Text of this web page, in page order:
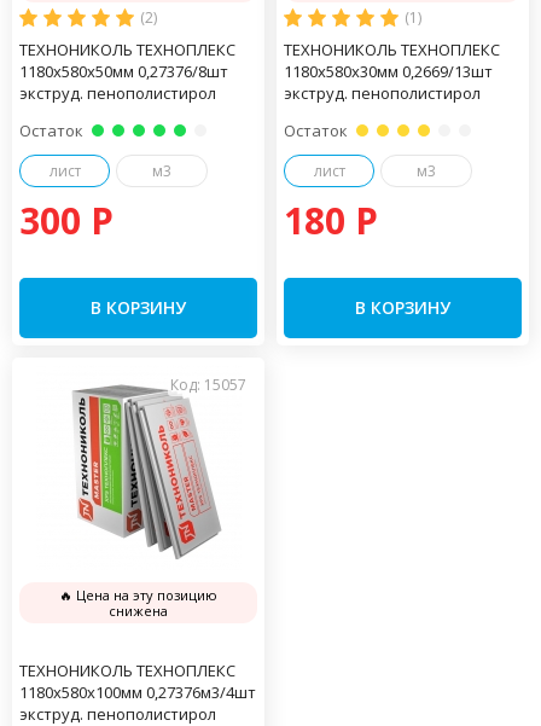
(2)
ТЕХНОНИКОЛЬ ТЕХНОПЛЕКС
1180х580х50мм 0,27376/8шт
экструд. пенополистирол
Остаток
лист м3
300 P
В КОРЗИНУ
(1)
ТЕХНОНИКОЛЬ ТЕХНОПЛЕКС
1180х580х30мм 0,2669/13шт
экструд. пенополистирол
Остаток
лист м3
180 P
В КОРЗИНУ
Код: 15057
🔥 Цена на эту позицию
снижена
ТЕХНОНИКОЛЬ ТЕХНОПЛЕКС
1180х580х100мм 0,27376м3/4шт
экструд. пенополистирол